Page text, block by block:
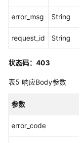
分
创
详
error_msg String
request_id String
状态码：403
表5 响应Body参数
参数
error_code